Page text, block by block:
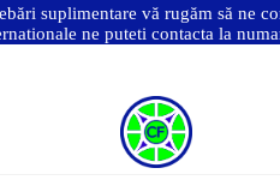
suplimentare vă rugăm să ne
ne puteti contacta la